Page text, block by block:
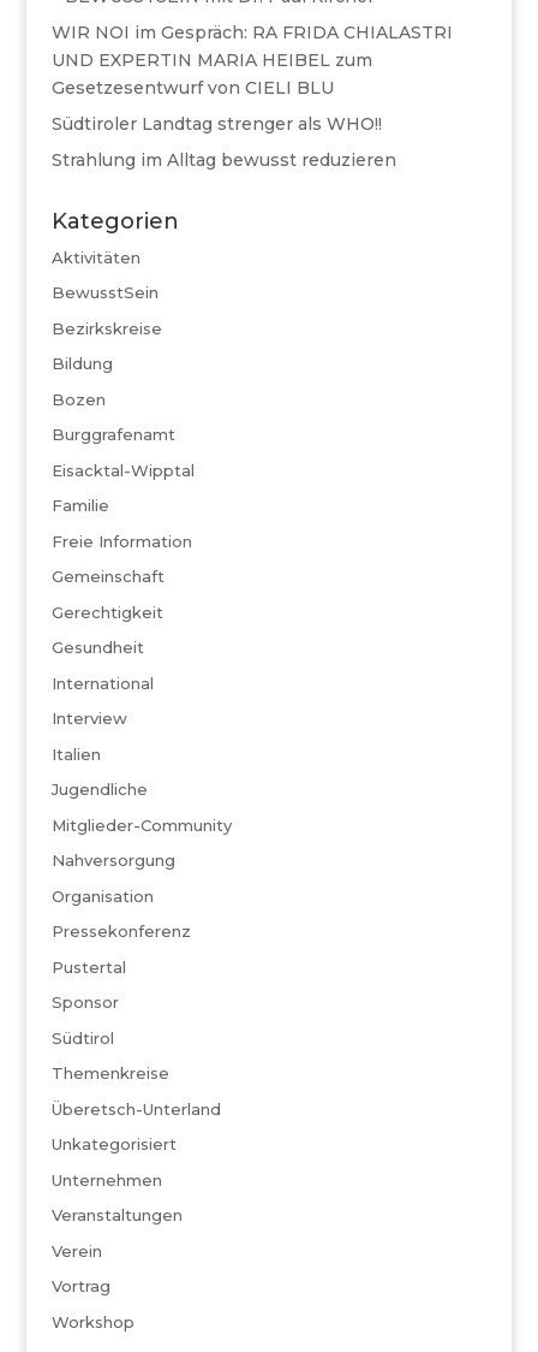
WIR NOI im Gespräch: RA FRIDA CHIALASTRI
UND EXPERTIN MARIA HEIBEL zum
Gesetzesentwurf von CIELI BLU
Südtiroler Landtag strenger als WHO!!
Strahlung im Alltag bewusst reduzieren
Kategorien
Aktivitäten
BewusstSein
Bezirkskreise
Bildung
Bozen
Burggrafenamt
Eisacktal-Wipptal
Familie
Freie Information
Gemeinschaft
Gerechtigkeit
Gesundheit
International
Interview
Italien
Jugendliche
Mitglieder-Community
Nahversorgung
Organisation
Pressekonferenz
Pustertal
Sponsor
Südtirol
Themenkreise
Überetsch-Unterland
Unkategorisiert
Unternehmen
Veranstaltungen
Verein
Vortrag
Workshop